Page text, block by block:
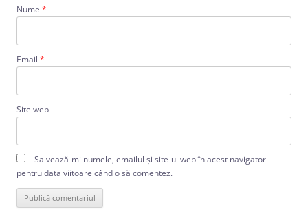
Nume *
Email *
Site web
Salvează-mi numele, emailul și site-ul web în acest navigator
pentru data viitoare când o să comentez.